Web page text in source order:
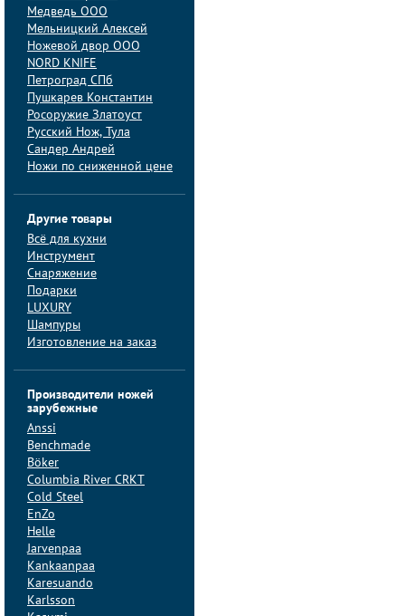
Медведь ООО
Мельницкий Алексей
Ножевой двор ООО
NORD KNIFE
Петроград СПб
Пушкарев Константин
Росоружие Златоуст
Русский Нож, Тула
Сандер Андрей
Ножи по сниженной цене
Другие товары
Всё для кухни
Инструмент
Снаряжение
Подарки
LUXURY
Шампуры
Изготовление на заказ
Производители ножей
зарубежные
Anssi
Benchmade
Böker
Columbia River CRKT
Cold Steel
EnZo
Helle
Jarvenpaa
Kankaanpaa
Karesuando
Karlsson